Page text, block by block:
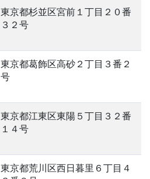
東京都杉並区宮前１丁目２０番
３２号
東京都葛飾区高砂２丁目３番２
号
東京都江東区東陽５丁目３２番
１４号
東京都荒川区西日暮里６丁目４